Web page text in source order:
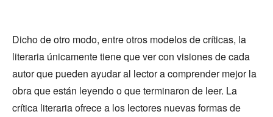
Dicho de otro modo, entre otros modelos de críticas, la
literaria únicamente tiene que ver con visiones de cada
autor que pueden ayudar al lector a comprender mejor la
obra que están leyendo o que terminaron de leer. La
crítica literaria ofrece a los lectores nuevas formas de